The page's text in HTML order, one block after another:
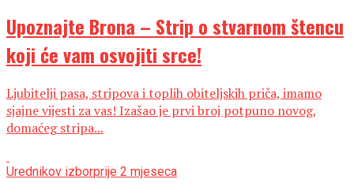
Upoznajte Brona – Strip o stvarnom štencu
koji će vam osvojiti srce!
Ljubitelji pasa, stripova i toplih obiteljskih priča, imamo
sjajne vijesti za vas! Izašao je prvi broj potpuno novog,
domaćeg stripa...
Urednikov izborprije 2 mjeseca